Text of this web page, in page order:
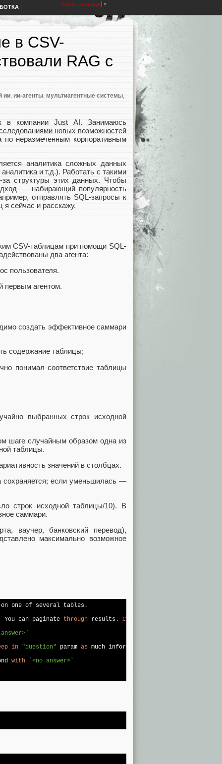
Select Language ▼
в CSV-
RAG с
ии, ии-агенты, мультиагентные системы,
в компании Just AI. Занимаюсь
новых возможностей
неразмеченным корпоративным
аналитика сложных данных
и т.д.). Работать с такими
структуры этих данных. Чтобы
— набирающий популярность
отправлять SQL-запросы к
я сейчас и расскажу.
CSV-таблицам при помощи SQL-
два агента:
пользователя.
первым агентом.
создать эффективное саммари
содержание таблицы;
понимал соответствие таблицы
выбранных строк исходной
шаге случайным образом одна из
таблицы.
значений в столбцах.
сохраняется; если уменьшилась —
строк исходной таблицы/10). В
саммари.
ваучер, банковский перевод),
максимально возможное
on one of several tables.
You can paginate through results. Check
in "question" param as much information
with
`<no answer>`